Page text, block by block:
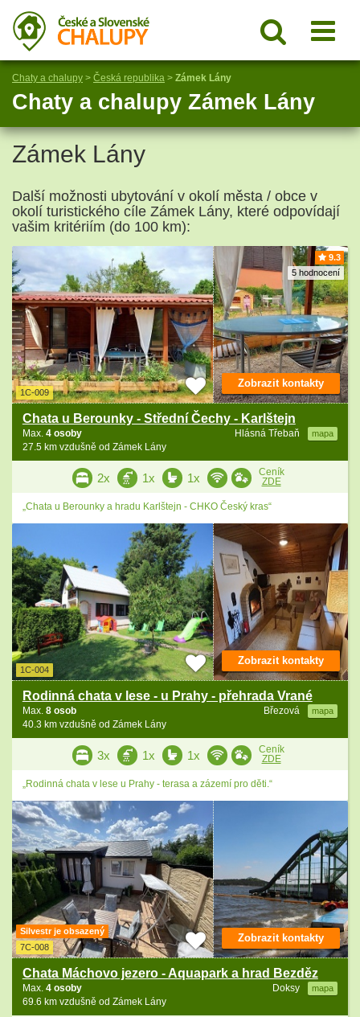
Chaty a chalupy > Česká republika > Zámek Lány
Chaty a chalupy Zámek Lány
Zámek Lány
Další možnosti ubytování v okolí města / obce v
okolí turistického cíle Zámek Lány, které odpovídají
vašim kritériím (do 100 km):
9.3
5 hodnocení
1C-009
Chata u Berounky - Střední Čechy - Karlštejn
Hlásná Třebaň mapa
Max. 4 osoby
27.5 km vzdušně od Zámek Lány
Zobrazit kontakty
2x 1x 1x
Ceník
ZDE
„Chata u Berounky a hradu Karlštejn - CHKO Český kras“
1C-004
Rodinná chata v lese - u Prahy - přehrada Vrané
Březová mapa
Max. 8 osob
40.3 km vzdušně od Zámek Lány
Zobrazit kontakty
3x 1x 1x
Ceník
ZDE
„Rodinná chata v lese u Prahy - terasa a zázemí pro děti.“
Silvestr je obsazený
7C-008
Chata Máchovo jezero - Aquapark a hrad Bezděz
Doksy mapa
Max. 4 osoby
69.6 km vzdušně od Zámek Lány
Zobrazit kontakty